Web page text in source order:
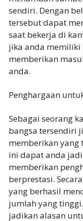
sendiri. Dengan
tersebut dapat
saat bekerja di
jika anda
memberikan
anda.
Penghargaan
Sebagai seorang
bangsa tersendiri
memberikan yang
ini dapat anda
memberikan
berprestasi.
yang berhasil
jumlah yang
jadikan alasan